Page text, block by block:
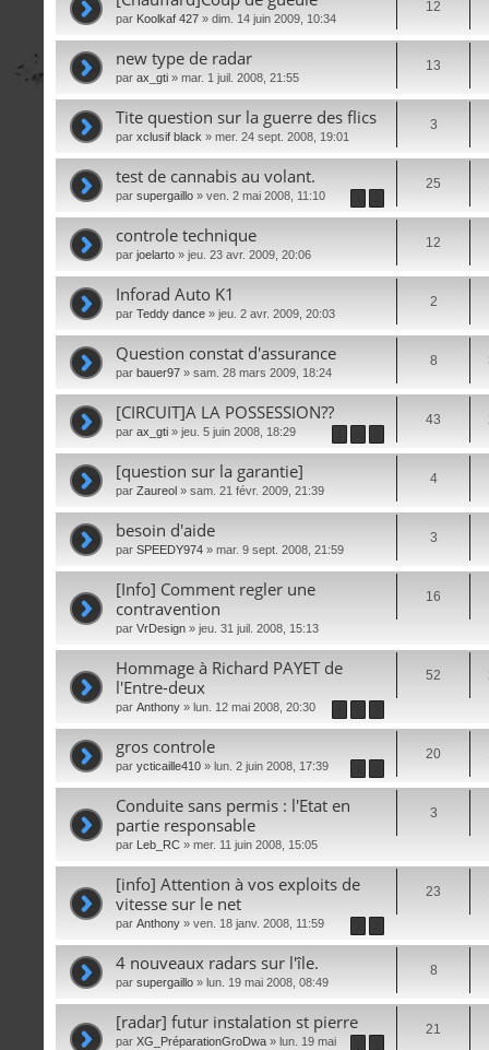
par Koolkaf 427 » dim. 14 juin 2009, 10:34
12
new type de radar
par ax_gti » mar. 1 juil. 2008, 21:55
13
Tite question sur la guerre des flics
par xclusif black » mer. 24 sept. 2008, 19:01
3
test de cannabis au volant.
par supergaillo » ven. 2 mai 2008, 11:10
25
controle technique
par joelarto » jeu. 23 avr. 2009, 20:06
12
Inforad Auto K1
par Teddy dance » jeu. 2 avr. 2009, 20:03
2
Question constat d'assurance
par bauer97 » sam. 28 mars 2009, 18:24
8
[CIRCUIT]A LA POSSESSION??
par ax_gti » jeu. 5 juin 2008, 18:29
43
[question sur la garantie]
par Zaureol » sam. 21 févr. 2009, 21:39
4
besoin d'aide
par SPEEDY974 » mar. 9 sept. 2008, 21:59
3
[Info] Comment regler une
contravention
par VrDesign » jeu. 31 juil. 2008, 15:13
16
Hommage à Richard PAYET de
l'Entre-deux
par Anthony » lun. 12 mai 2008, 20:30
52
gros controle
par ycticaille410 » lun. 2 juin 2008, 17:39
20
Conduite sans permis : l'Etat en
partie responsable
par Leb_RC » mer. 11 juin 2008, 15:05
3
[info] Attention à vos exploits de
vitesse sur le net
par Anthony » ven. 18 janv. 2008, 11:59
23
4 nouveaux radars sur l'île.
par supergaillo » lun. 19 mai 2008, 08:49
8
[radar] futur instalation st pierre
par XG_PréparationGroDwa » lun. 19 mai
21